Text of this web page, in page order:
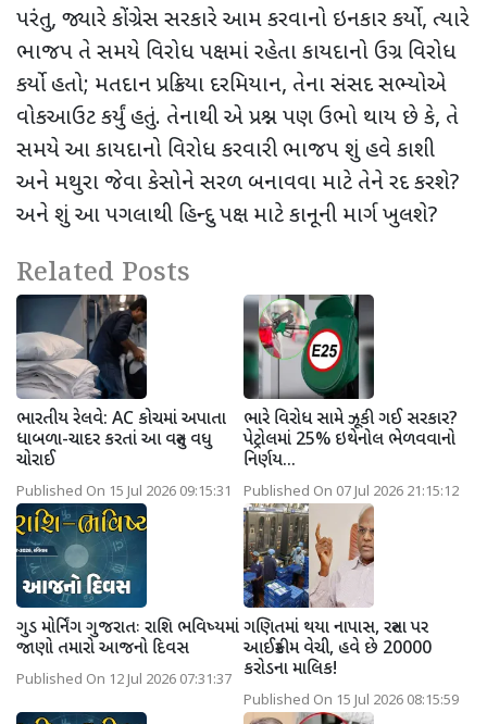
પરંતુ, જ્યારે કોંગ્રેસ સરકારે આમ કરવાનો ઇનકાર કર્યો, ત્યારે
ભાજપ તે સમયે વિરોધ પક્ષમાં રહેતા કાયદાનો ઉગ્ર વિરોધ
કર્યો હતો; મતદાન પ્રક્રિયા દરમિયાન, તેના સંસદ સભ્યોએ
વોકઆઉટ કર્યું હતું. તેનાથી એ પ્રશ્ન પણ ઉભો થાય છે કે, તે
સમયે આ કાયદાનો વિરોધ કરવારી ભાજપ શું હવે કાશી
અને મથુરા જેવા કેસોને સરળ બનાવવા માટે તેને રદ કરશે?
અનેશું આ પગલાથી હિન્દુ પક્ષ માટે કાનૂની માર્ગ ખુલશે?
Related Posts
ભારતીય રેલવે: AC કોચમાં અપાતા
ધાબળા-ચાદર કરતાં આ વસ્તુ વધુ
ચોરાઈ
Published On 15 Jul 2026 09:15:31
ભારે વિરોધ સામે ઝૂકી ગઈ સરકાર?
પેટ્રોલમાં 25% ઇથેનોલ ભેળવવાનો
નિર્ણય...
Published On 07 Jul 2026 21:15:12
ગુડ મોર્નિંગ ગુજરાતઃ રાશિ ભવિષ્યમાં
જાણો તમારો આજનો દિવસ
Published On 12 Jul 2026 07:31:37
ગણિતમાં થયા નાપાસ, રસ્તા પર
આઈસ્ક્રીમ વેચી, હવે છે 20000
કરોડના માલિક!
Published On 15 Jul 2026 08:15:59